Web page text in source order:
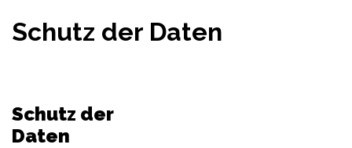
Schutz der Daten
Schutz der
Daten